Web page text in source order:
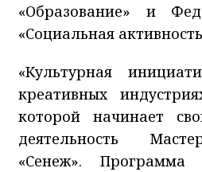
«Образование» и
«Социальная
«Культурная
креативных
которой начинает
деятельность
«Сенеж». Программа